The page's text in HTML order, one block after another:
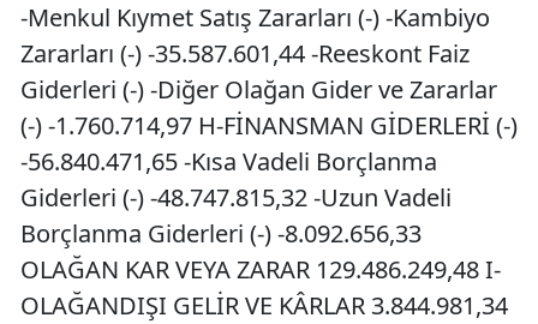
-Menkul Kıymet Satış Zararları (-) -Kambiyo
Zararları (-) -35.587.601,44 -Reeskont Faiz
Giderleri (-) -Diğer Olağan Gider ve Zararlar
(-) -1.760.714,97 H-FİNANSMAN GİDERLERİ (-)
-56.840.471,65 -Kısa Vadeli Borçlanma
Giderleri (-) -48.747.815,32 -Uzun Vadeli
Borçlanma Giderleri (-) -8.092.656,33
OLAĞAN KAR VEYA ZARAR 129.486.249,48 I-
OLAĞANDIŞI GELİR VE KÂRLAR 3.844.981,34